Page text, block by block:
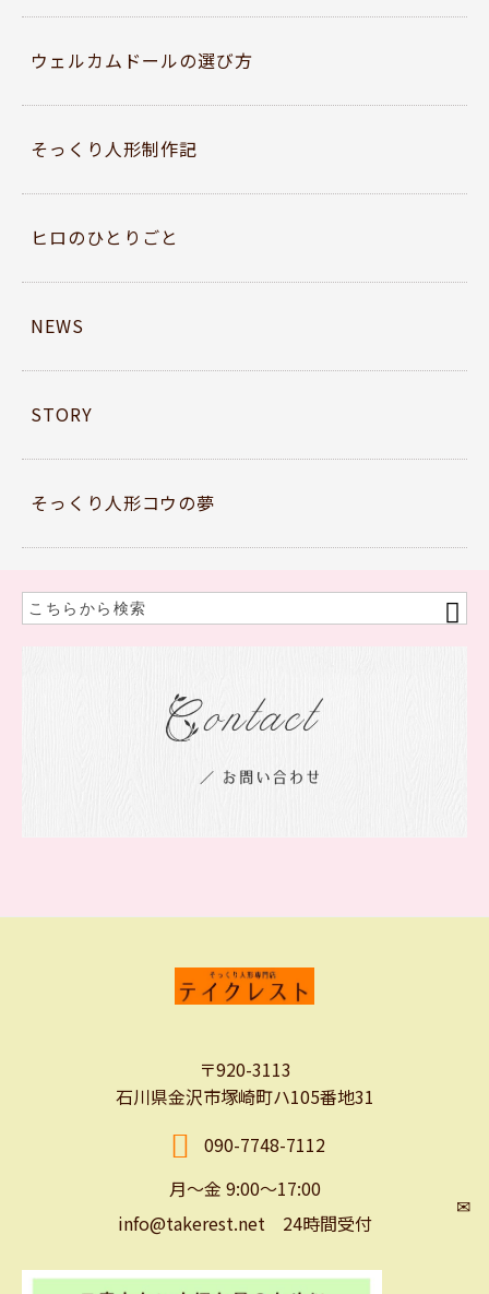
ウェルカムドールの選び方
そっくり人形制作記
ヒロのひとりごと
NEWS
STORY
そっくり人形コウの夢
〒920-3113
石川県金沢市塚崎町ハ105番地31
090-7748-7112
月～金 9:00～17:00
✉
info@takerest.net 24時間受付